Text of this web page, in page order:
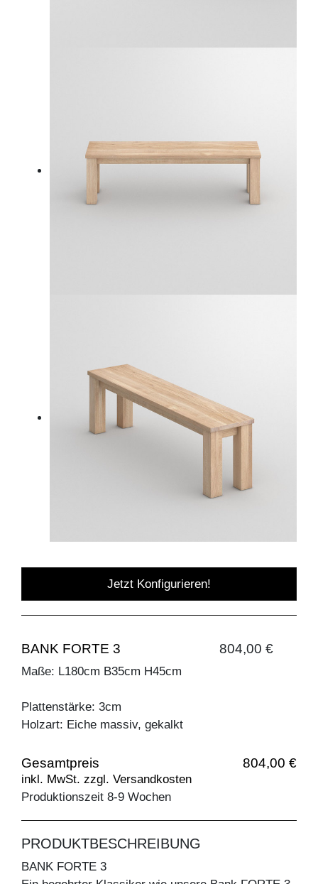
Jetzt Konfigurieren!
BANK FORTE 3 804,00 €
Maße: L180cm B35cm H45cm
Plattenstärke: 3cm
Holzart: Eiche massiv, gekalkt
Gesamtpreis 804,00 €
inkl. MwSt. zzgl. Versandkosten
Produktionszeit 8-9 Wochen
PRODUKTBESCHREIBUNG
BANK FORTE 3